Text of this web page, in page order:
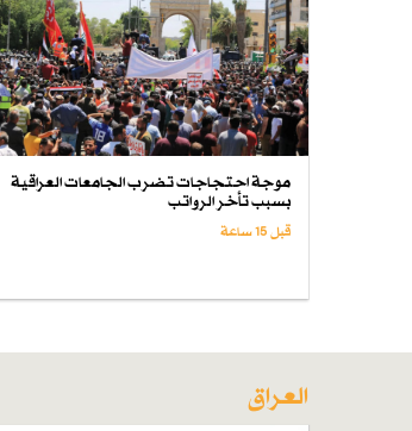
موجة احتجاجات تضرب الجامعات العراقية
بسبب تأخر الرواتب
قبل 15 ساعة
العراق